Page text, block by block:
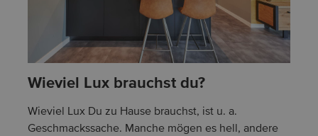
Wieviel Lux brauchst du?
Wieviel Lux Du zu Hause brauchst, ist u. a.
Geschmackssache. Manche mögen es hell, andere